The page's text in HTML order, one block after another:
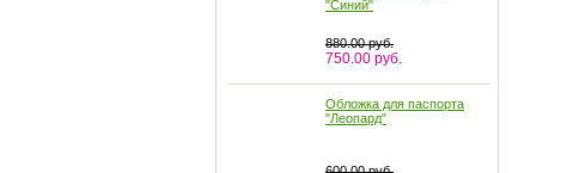
750.00 руб.
500.00 руб.